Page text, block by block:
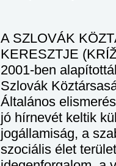
A SZLOVÁK
KERESZTJE
2001-ben
Szlovák
Általános
jó hírnevét keltik
jogállamiság, a
szociális élet